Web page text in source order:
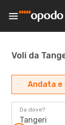
Voli da
Andata
Da dove?
Tangeri